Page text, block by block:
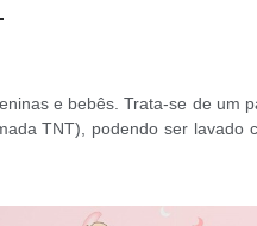
e bebês. Trata-se de um
TNT), podendo ser